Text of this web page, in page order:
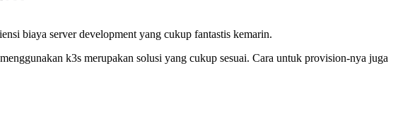
biaya server development yang cukup fantastis kemarin.
k3s merupakan solusi yang cukup sesuai. Cara untuk provision-nya juga